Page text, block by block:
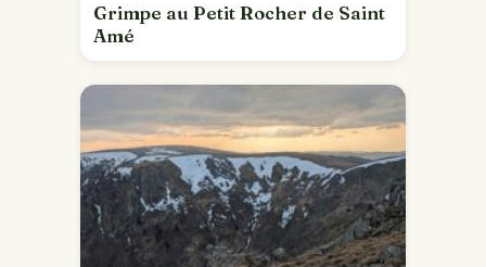
Grimpe au Petit Rocher de Saint
Amé